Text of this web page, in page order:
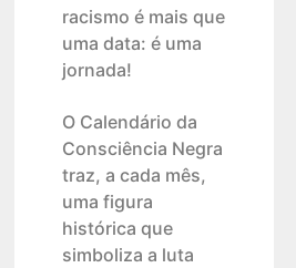
racismo é mais que
uma data: é uma
jornada!
O Calendário da
Consciência Negra
traz, a cada mês,
uma figura
histórica que
simboliza a luta